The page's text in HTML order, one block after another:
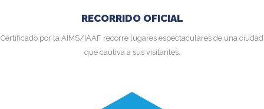
RECORRIDO OFICIAL
Certificado por la AIMS/IAAF recorre lugares espectaculares de una ciudad
que cautiva a sus visitantes.